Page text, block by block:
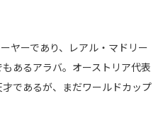
ヤーであり、レアル・マドリー
あるアラバ。オーストリア代表
であるが、まだワールドカップ